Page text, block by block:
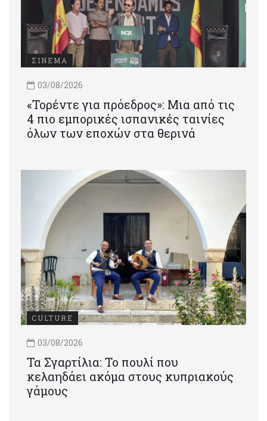
ΣΙΝΕΜΑ
03/08/2026
«Τορέντε για πρόεδρος»: Mια από τις
4 πιο εμπορικές ισπανικές ταινίες
όλων των εποχών στα θερινά
CULTURE
03/08/2026
Τα Σγαρτίλια: Το πουλί που
κελαηδάει ακόμα στους κυπριακούς
γάμους